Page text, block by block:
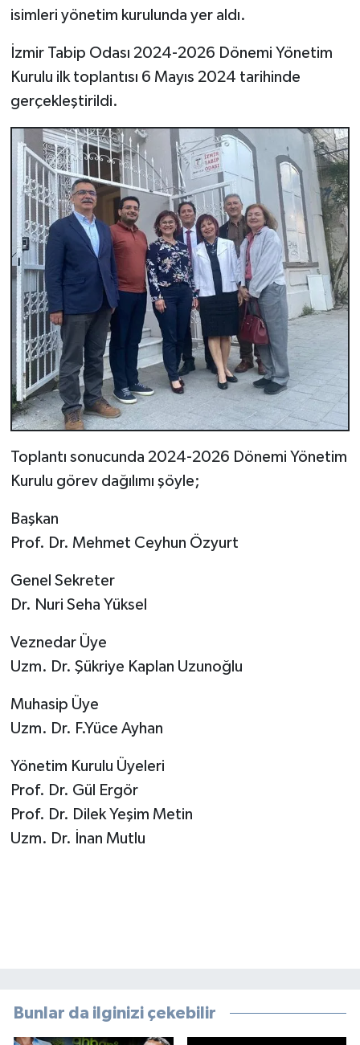
isimleri yönetim kurulunda yer aldı.
İzmir Tabip Odası 2024-2026 Dönemi Yönetim
Kurulu ilk toplantısı 6 Mayıs 2024 tarihinde
gerçekleştirildi.
Toplantı sonucunda 2024-2026 Dönemi Yönetim
Kurulu görev dağılımı şöyle;
Başkan
Prof. Dr. Mehmet Ceyhun Özyurt
Genel Sekreter
Dr. Nuri Seha Yüksel
Veznedar Üye
Uzm. Dr. Şükriye Kaplan Uzunoğlu
Muhasip Üye
Uzm. Dr. F.Yüce Ayhan
Yönetim Kurulu Üyeleri
Prof. Dr. Gül Ergör
Prof. Dr. Dilek Yeşim Metin
Uzm. Dr. İnan Mutlu
Bunlar da ilginizi çekebilir